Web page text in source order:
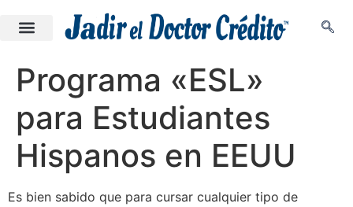
Programa «ESL»
para Estudiantes
Hispanos en EEUU
Es bien sabido que para cursar cualquier tipo de